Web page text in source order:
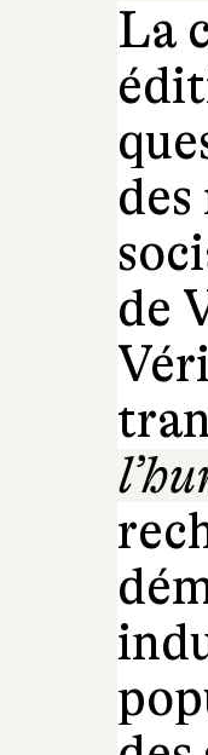
La
de